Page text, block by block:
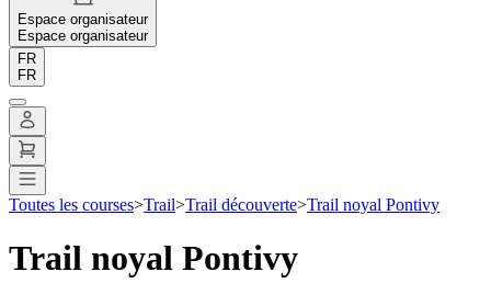
Espace organisateur
Espace organisateur
FR
FR
Toutes les courses>Trail>Trail découverte>Trail noyal Pontivy
Trail noyal Pontivy